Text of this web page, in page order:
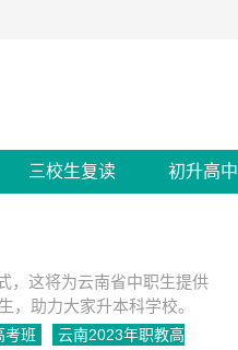
三校生复读 初升高中
，这将为云南省中职生提供
，助力大家升本科学校。
考班
云南2023年职教高